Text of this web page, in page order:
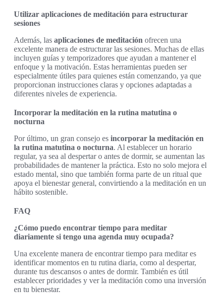
Utilizar aplicaciones de meditación para estructurar
sesiones
Además, las aplicaciones de meditación ofrecen una
excelente manera de estructurar las sesiones. Muchas de ellas
incluyen guías y temporizadores que ayudan a mantener el
enfoque y la motivación. Estas herramientas pueden ser
especialmente útiles para quienes están comenzando, ya que
proporcionan instrucciones claras y opciones adaptadas a
diferentes niveles de experiencia.
Incorporar la meditación en la rutina matutina o
nocturna
Por último, un gran consejo es incorporar la meditación en
la rutina matutina o nocturna. Al establecer un horario
regular, ya sea al despertar o antes de dormir, se aumentan las
probabilidades de mantener la práctica. Esto no solo mejora el
estado mental, sino que también forma parte de un ritual que
apoya el bienestar general, convirtiendo a la meditación en un
hábito sostenible.
FAQ
¿Cómo puedo encontrar tiempo para meditar
diariamente si tengo una agenda muy ocupada?
Una excelente manera de encontrar tiempo para meditar es
identificar momentos en tu rutina diaria, como al despertar,
durante tus descansos o antes de dormir. También es útil
establecer prioridades y ver la meditación como una inversión
en tu bienestar.